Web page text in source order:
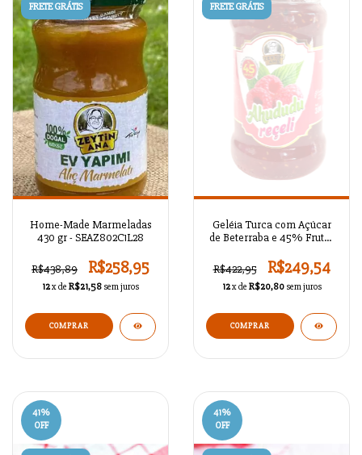
FRETE GRÁTIS
Home-Made Marmeladas
430 gr - SEAZ802C1L28
R$438,89 R$258,95
12x de R$21,58 sem juros
COMPRAR
FRETE GRÁTIS
Geléia Turca com Açúcar
de Beterraba e 45% Frutas
R$422,95
R$249,54
12x de R$20,80 sem juros
COMPRAR
41%
OFF
41%
OFF